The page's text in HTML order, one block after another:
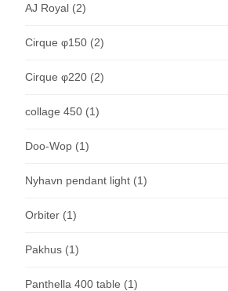
AJ Royal (2)
Cirque φ150 (2)
Cirque φ220 (2)
collage 450 (1)
Doo-Wop (1)
Nyhavn pendant light (1)
Orbiter (1)
Pakhus (1)
Panthella 400 table (1)